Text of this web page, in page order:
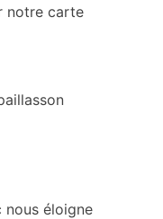
notre carte
nous éloigne